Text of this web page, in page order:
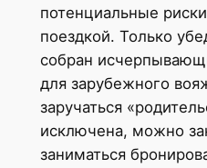
потенциальные
поездкой. Только
собран
для зарубежного
заручаться
исключена, можно
заниматься